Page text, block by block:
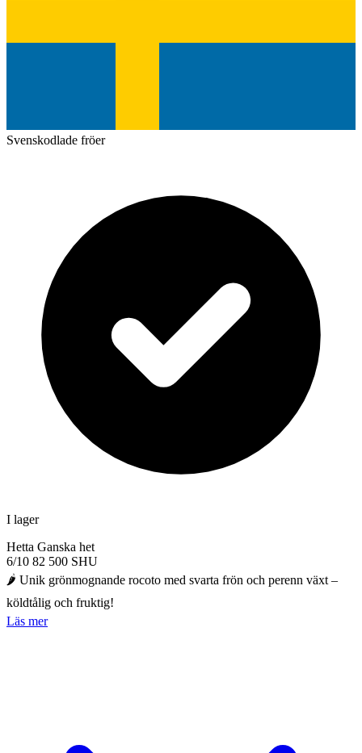
Svenskodlade fröer
I lager
Hetta Ganska het
6/10 82 500 SHU
🌶️ Unik grönmognande rocoto med svarta frön och perenn växt –
köldtålig och fruktig!
Läs mer